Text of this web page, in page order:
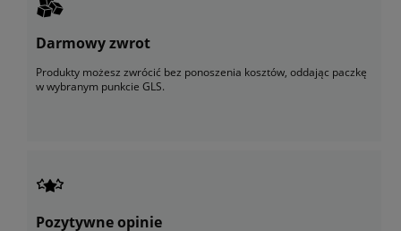
Darmowy zwrot
Produkty możesz zwrócić bez ponoszenia kosztów, oddając paczkę
w wybranym punkcie GLS.
Pozytywne opinie